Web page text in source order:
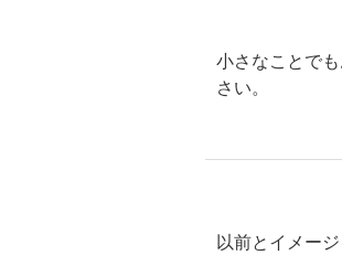
小さなことで
さい。
以前とイメー